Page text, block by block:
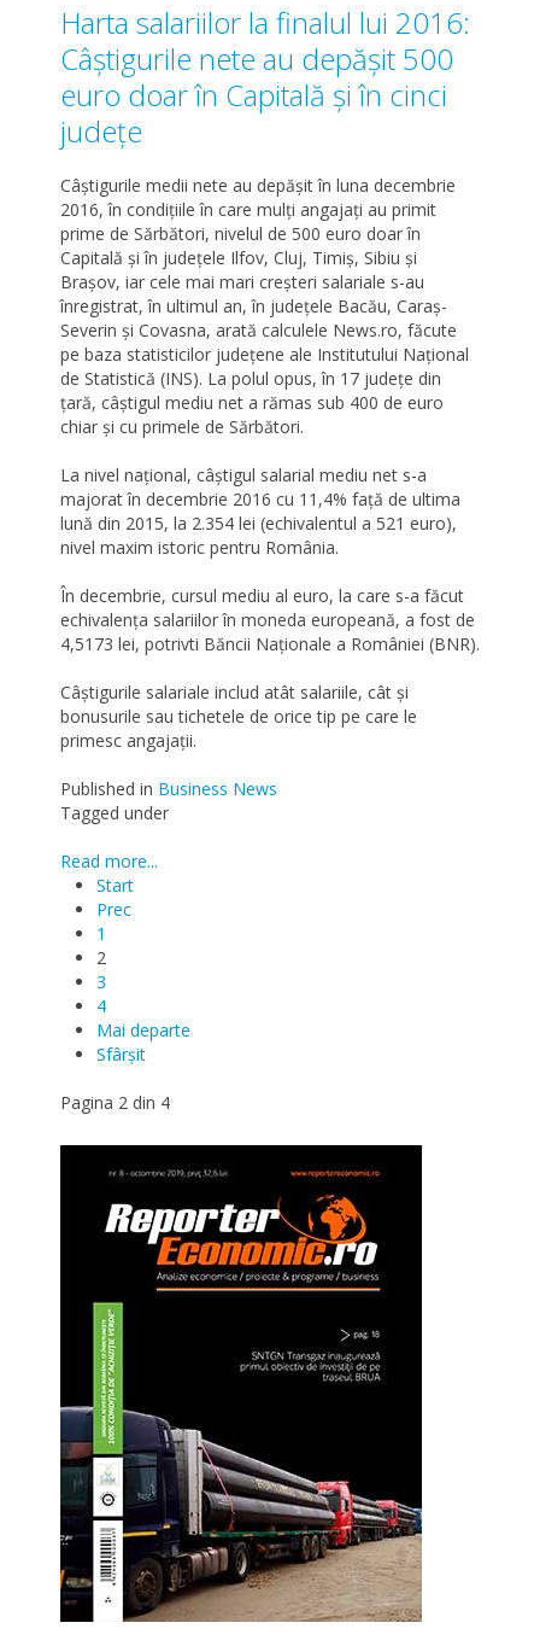
Harta salariilor la finalul lui 2016:
Câștigurile nete au depășit 500
euro doar în Capitală și în cinci
județe
Câștigurile medii nete au depășit în luna decembrie
2016, în condițiile în care mulți angajați au primit
prime de Sărbători, nivelul de 500 euro doar în
Capitală și în județele Ilfov, Cluj, Timiș, Sibiu și
Brașov, iar cele mai mari creșteri salariale s-au
înregistrat, în ultimul an, în județele Bacău, Caraș-
Severin și Covasna, arată calculele News.ro, făcute
pe baza statisticilor județene ale Institutului Național
de Statistică (INS). La polul opus, în 17 județe din
țară, câștigul mediu net a rămas sub 400 de euro
chiar și cu primele de Sărbători.
La nivel național, câștigul salarial mediu net s-a
majorat în decembrie 2016 cu 11,4% față de ultima
lună din 2015, la 2.354 lei (echivalentul a 521 euro),
nivel maxim istoric pentru România.
În decembrie, cursul mediu al euro, la care s-a făcut
echivalența salariilor în moneda europeană, a fost de
4,5173 lei, potrivti Băncii Naționale a României (BNR).
Câștigurile salariale includ atât salariile, cât și
bonusurile sau tichetele de orice tip pe care le
primesc angajații.
Published in Business News
Tagged under
Read more...
Start
Prec
1
2
3
4
Mai departe
Sfârșit
Pagina 2 din 4